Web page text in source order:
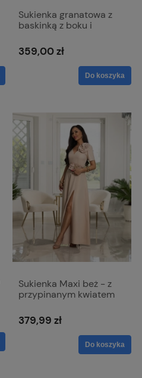
Sukienka granatowa z
baskinką z boku i
Victoria
359,00 zł
Do koszyka
Sukienka Maxi beż - z
przypinanym kwiatem
379,99 zł
Do koszyka